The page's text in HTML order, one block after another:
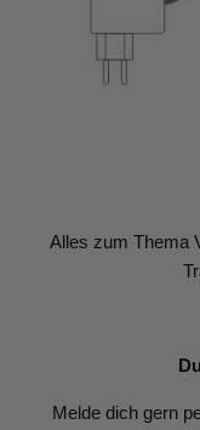
Alles zum Thema
Melde dich gern